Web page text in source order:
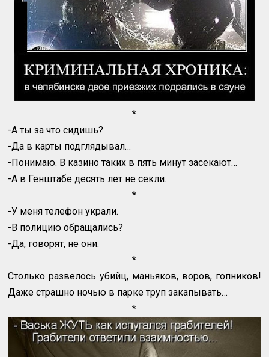
*
-А ты за что сидишь?
-Да в карты подглядывал…
-Понимаю. В казино таких в пять минут засекают…
-А в Генштабе десять лет не секли.
*
-У меня телефон украли.
-В полицию обращались?
-Да, говорят, не они.
*
Столько развелось убийц, маньяков, воров, гопников!
Даже страшно ночью в парке труп закапывать…
*